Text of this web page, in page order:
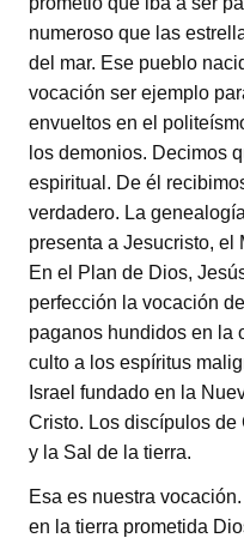
numeroso que las
del mar. Ese pueblo
vocación ser ejemplo
envueltos en el
los demonios. Decimos
espiritual. De él
verdadero. La
presenta a Jesucristo, el
En el Plan de Dios,
perfección la vocación
paganos hundidos en la
culto a los espíritus
Israel fundado en la
Cristo. Los discípulos de
y la Sal de la tierra.
Esa es nuestra
en la tierra prometida